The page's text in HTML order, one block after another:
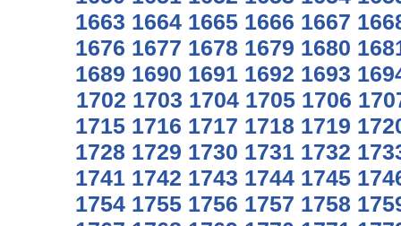
1663 1664 1665 1666 1667
1676 1677 1678 1679 1680
1689 1690 1691 1692 1693
1702 1703 1704 1705 1706
1715 1716 1717 1718 1719
1728 1729 1730 1731 1732
1741 1742 1743 1744 1745
1754 1755 1756 1757 1758